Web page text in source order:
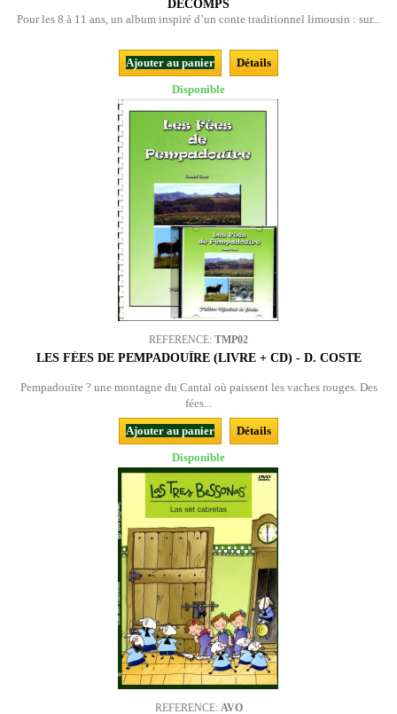
DECOMPS
Pour les 8 à 11 ans, un album inspiré d’un conte traditionnel limousin : sur...
Ajouter au panier
Détails
Disponible
REFERENCE: TMP02
LES FÉES DE PEMPADOUÏRE (LIVRE + CD) - D. COSTE
Pempadouïre ? une montagne du Cantal où paissent les vaches rouges. Des
fées...
Ajouter au panier
Détails
Disponible
REFERENCE: AVO